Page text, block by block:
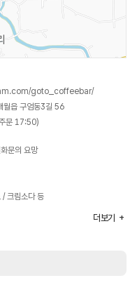
goto_coffeebar/
월읍 구엄동3길 56
문 17:50)
문의 요망
/ 크림소다 등
더보기